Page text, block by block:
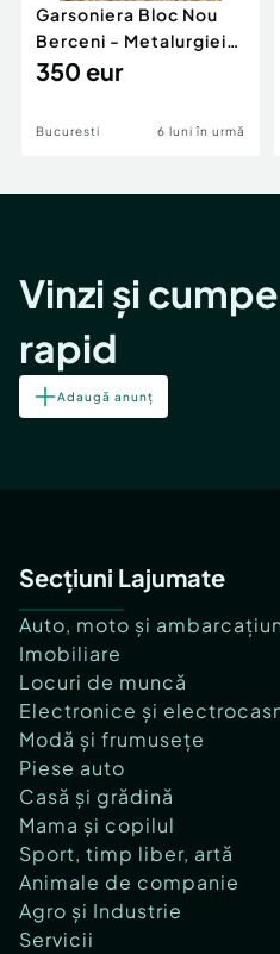
Garsoniera Bloc Nou
Berceni - Metalurgiei
Park - Postalionul
350 eur
Bucuresti 6 luni în urmă
Vinzi și
rapid
Adaugă anunț
Secțiuni Lajumate
Auto, moto și
Imobiliare
Locuri de muncă
Electronice și
Modă și frumusețe
Piese auto
Casă și grădină
Mama și copilul
Sport, timp liber, artă
Animale de companie
Agro și Industrie
Servicii